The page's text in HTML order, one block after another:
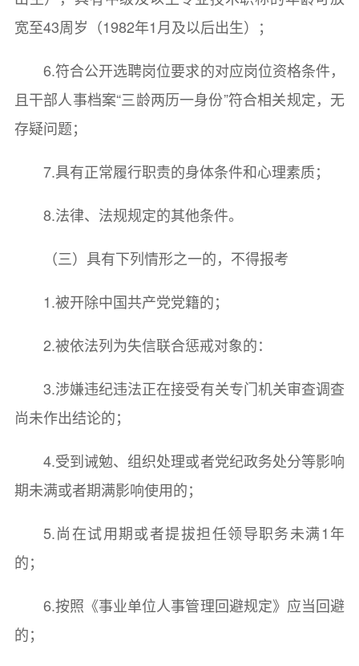
宽至43周岁（1982年1月及以后出生）；
6.符合公开选聘岗位要求的对应岗位资格条件，
且干部人事档案“三龄两历一身份”符合相关规定，无
存疑问题；
7.具有正常履行职责的身体条件和心理素质；
8.法律、法规规定的其他条件。
（三）具有下列情形之一的，不得报考
1.被开除中国共产党党籍的；
2.被依法列为失信联合惩戒对象的：
3.涉嫌违纪违法正在接受有关专门机关审查调查
尚未作出结论的；
4.受到诫勉、组织处理或者党纪政务处分等影响
期未满或者期满影响使用的；
5.尚在试用期或者提拔担任领导职务未满1年
的；
6.按照《事业单位人事管理回避规定》应当回避
的；